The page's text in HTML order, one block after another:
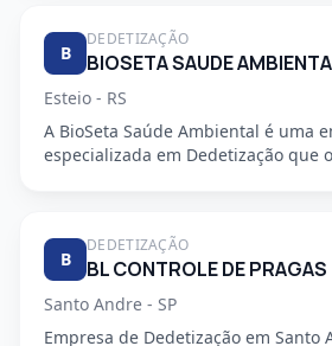
B
DEDETIZAÇÃO
BIOSETA SAUDE
Esteio - RS
A BioSeta Saúde Ambiental é uma
especializada em Dedetização que
B
DEDETIZAÇÃO
BL CONTROLE DE PRAGAS
Santo Andre - SP
Empresa de Dedetização em Santo